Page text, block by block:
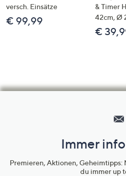
versch. Einsätze
€ 99,99
& Timer
42cm, Ø
€
Immer
Premieren, Aktionen,
du immer up